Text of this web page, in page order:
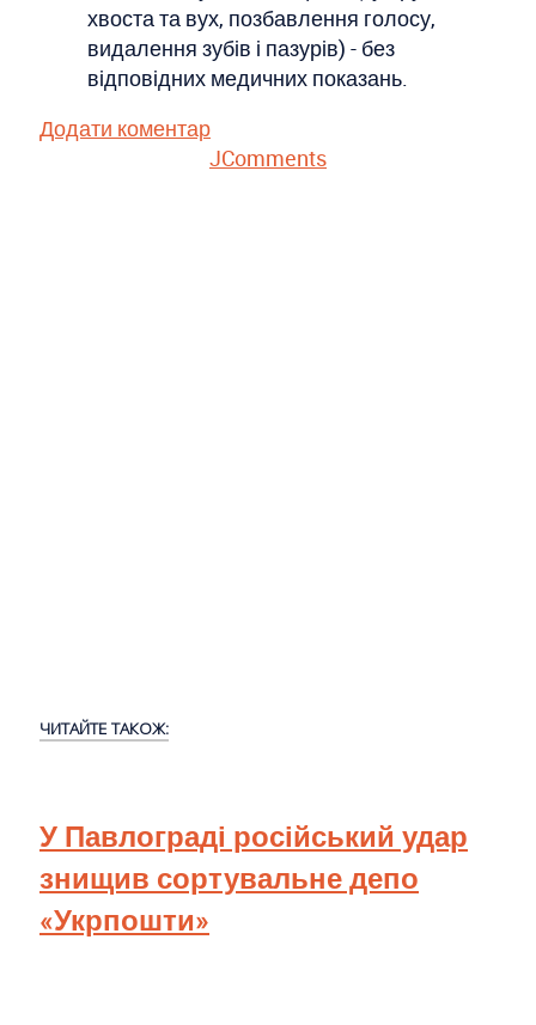
хвоста та вух, позбавлення голосу,
видалення зубів і пазурів) - без
відповідних медичних показань.
Додати коментар
JComments
ЧИТАЙТЕ ТАКОЖ:
У Павлограді російський удар
знищив сортувальне депо
«Укрпошти»